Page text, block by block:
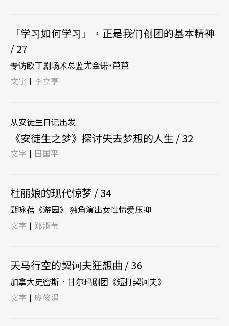
「学习如何学习」，正是我们创团的基本精神
/ 27
专访欧丁剧场术总监尤金诺˙芭芭
文字 | 李立亨
从安徒生日记出发
《安徒生之梦》探讨失去梦想的人生 / 32
文字 | 田国平
杜丽娘的现代惊梦 / 34
甄咏蓓《游园》 独角演出女性情爱压抑
文字 | 郑淑莹
天马行空的契诃夫狂想曲 / 36
加拿大史密斯．甘尔玛剧团《短打契诃夫》
文字 | 廖俊逞